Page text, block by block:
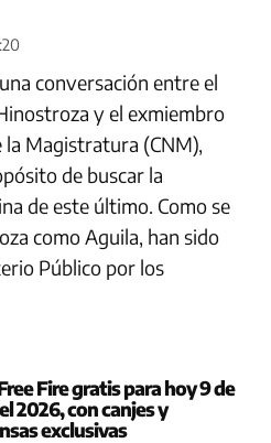
conversación entre el
y el exmiembro
la Magistratura (CNM),
de buscar la
de este último. Como se
como Aguila, han sido
Público por los
Fire gratis para hoy 9 de
2026, con canjes y
exclusivas